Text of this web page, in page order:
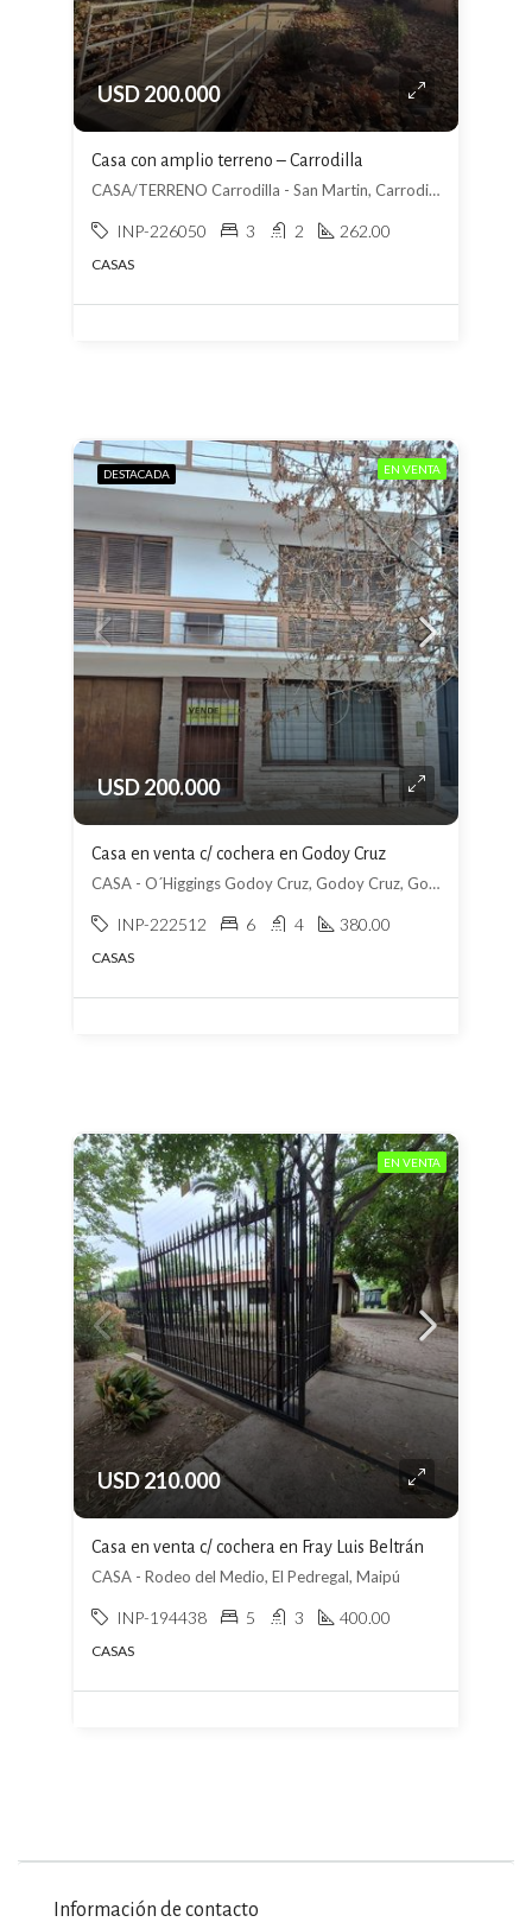
USD 200.000
Casa con amplio terreno – Carrodilla
CASA/TERRENO Carrodilla - San Martin, Carrodilla, Luján de Cuyo
INP-226050 3 2 262.00
CASAS
DESTACADA EN VENTA
USD 200.000
Casa en venta c/ cochera en Godoy Cruz
CASA - O´Higgings Godoy Cruz, Godoy Cruz, Godoy Cruz
INP-222512 6 4 380.00
CASAS
EN VENTA
USD 210.000
Casa en venta c/ cochera en Fray Luis Beltrán
CASA - Rodeo del Medio, El Pedregal, Maipú
INP-194438 5 3 400.00
CASAS
Información de contacto